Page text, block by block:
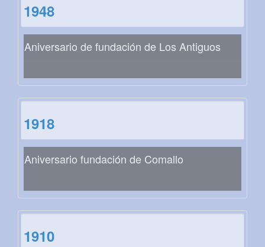
1948
Aniversario de fundación de Los Antiguos
1918
Aniversario fundación de Comallo
1910